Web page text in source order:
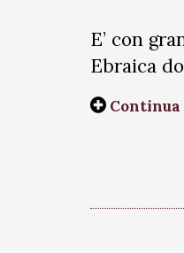
E’ con
Ebraica
Continua